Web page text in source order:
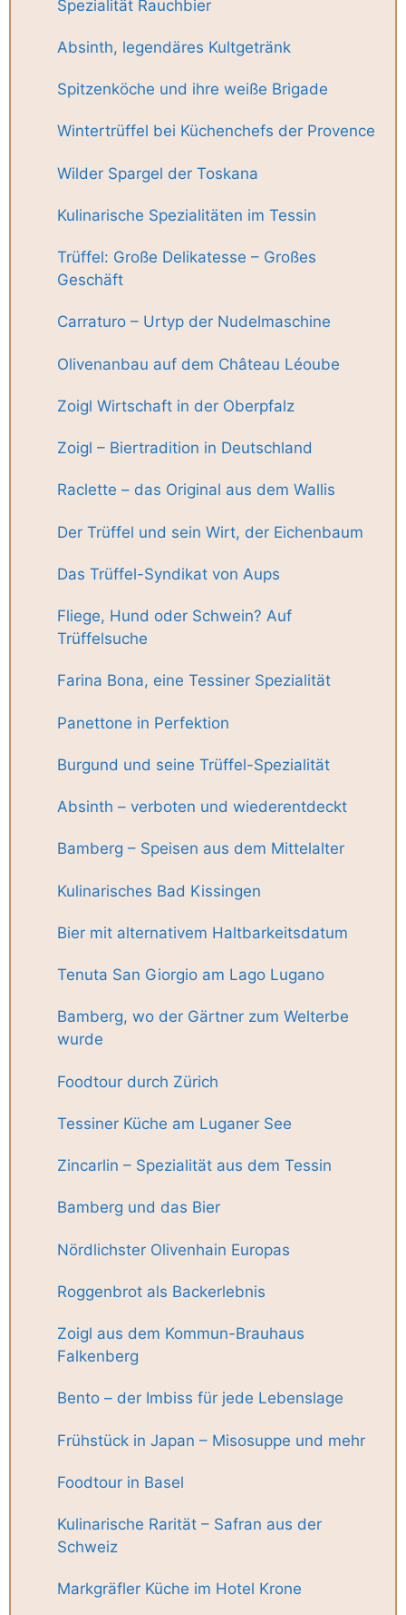
Spezialität Rauchbier
Absinth, legendäres Kultgetränk
Spitzenköche und ihre weiße Brigade
Wintertrüffel bei Küchenchefs der Provence
Wilder Spargel der Toskana
Kulinarische Spezialitäten im Tessin
Trüffel: Große Delikatesse – Großes
Geschäft
Carraturo – Urtyp der Nudelmaschine
Olivenanbau auf dem Château Léoube
Zoigl Wirtschaft in der Oberpfalz
Zoigl – Biertradition in Deutschland
Raclette – das Original aus dem Wallis
Der Trüffel und sein Wirt, der Eichenbaum
Das Trüffel-Syndikat von Aups
Fliege, Hund oder Schwein? Auf
Trüffelsuche
Farina Bona, eine Tessiner Spezialität
Panettone in Perfektion
Burgund und seine Trüffel-Spezialität
Absinth – verboten und wiederentdeckt
Bamberg – Speisen aus dem Mittelalter
Kulinarisches Bad Kissingen
Bier mit alternativem Haltbarkeitsdatum
Tenuta San Giorgio am Lago Lugano
Bamberg, wo der Gärtner zum Welterbe
wurde
Foodtour durch Zürich
Tessiner Küche am Luganer See
Zincarlin – Spezialität aus dem Tessin
Bamberg und das Bier
Nördlichster Olivenhain Europas
Roggenbrot als Backerlebnis
Zoigl aus dem Kommun-Brauhaus
Falkenberg
Bento – der Imbiss für jede Lebenslage
Frühstück in Japan – Misosuppe und mehr
Foodtour in Basel
Kulinarische Rarität – Safran aus der
Schweiz
Markgräfler Küche im Hotel Krone